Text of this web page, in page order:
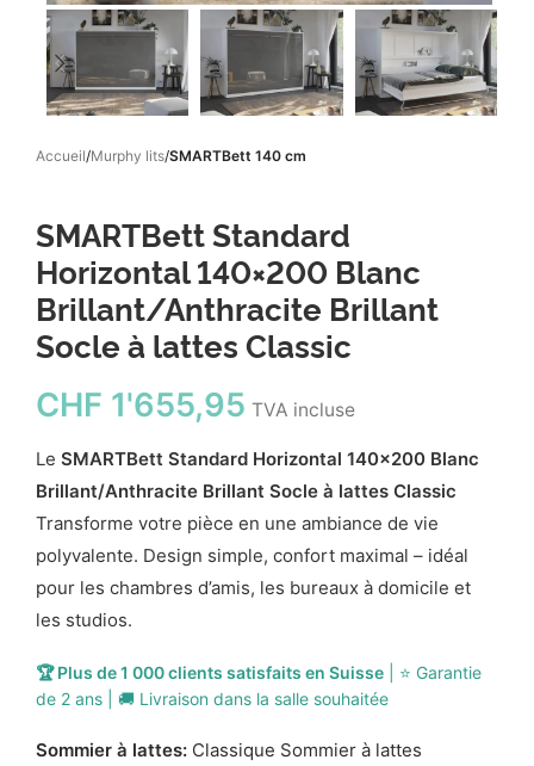
Accueil Murphy lits SMARTBett 140 cm
SMARTBett Standard
Horizontal 140×200 Blanc
Brillant/Anthracite Brillant
Socle à lattes Classic
CHF 1'655,95 TVA incluse
Le SMARTBett Standard Horizontal 140x200 Blanc
Brillant/Anthracite Brillant Socle à lattes Classic
Transforme votre pièce en une ambiance de vie
polyvalente. Design simple, confort maximal – idéal
pour les chambres d’amis, les bureaux à domicile et
les studios.
🏆 Plus de 1 000 clients satisfaits en Suisse | ⭐ Garantie
de 2 ans | 🚚 Livraison dans la salle souhaitée
Sommier à lattes: Classique Sommier à lattes